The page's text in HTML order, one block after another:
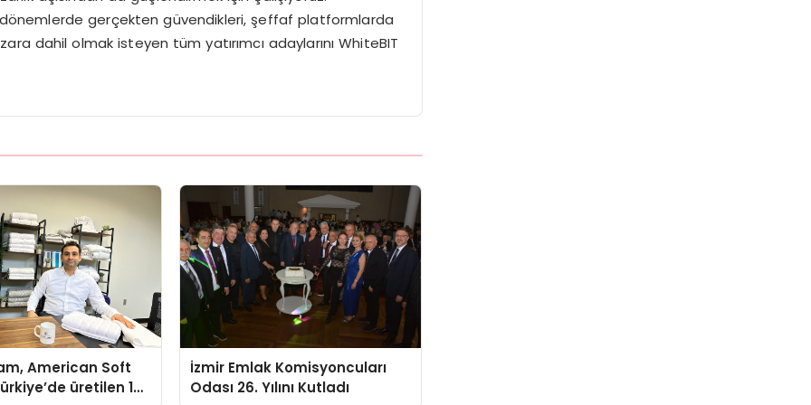
dönemlerde gerçekten güvendikleri, şeffaf platformlarda
dahil olmak isteyen tüm yatırımcı adaylarını WhiteBIT
American Soft
üretilen 10
İzmir Emlak Komisyoncuları
Odası 26. Yılını Kutladı